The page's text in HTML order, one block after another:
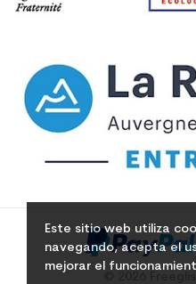
Este sitio web utiliza
navegando, acepta el
mejorar el